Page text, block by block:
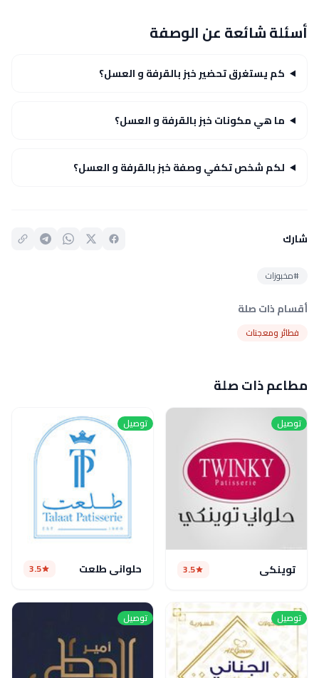
أسئلة شائعة عن الوصفة
كم يستغرق تحضير خبز بالقرفة و العسل؟
ما هي مكونات خبز بالقرفة و العسل؟
لكم شخص تكفي وصفة خبز بالقرفة و العسل؟
شارك
#مخبوزات
أقسام ذات صلة
فطائر ومعجنات
مطاعم ذات صلة
توصيل
توينكي 3.5
توصيل
حلواني طلعت 3.5
توصيل توصيل